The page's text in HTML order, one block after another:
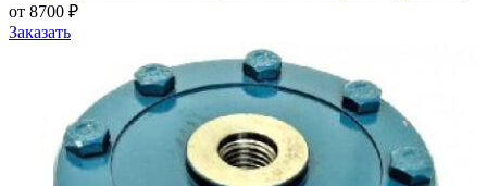
от 8700 ₽
Заказать